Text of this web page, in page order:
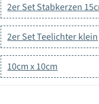
2er Set Stabkerzen
2er Set Teelichter klein
10cm x 10cm